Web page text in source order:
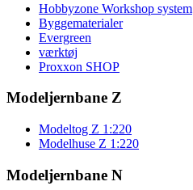
Hobbyzone Workshop system
Byggematerialer
Evergreen
værktøj
Proxxon SHOP
Modeljernbane Z
Modeltog Z 1:220
Modelhuse Z 1:220
Modeljernbane N